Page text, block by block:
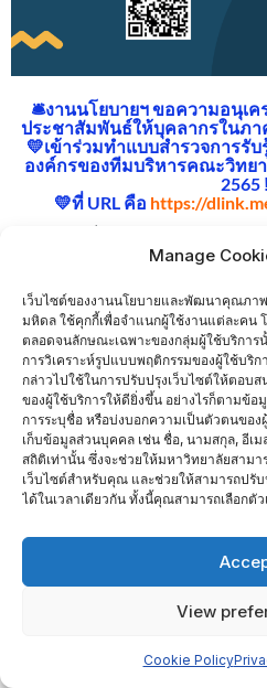
Manage
เว็บไซต์ของงานนโยบายและพัฒนาคุณภา
มหิดล ใช้คุกกี้เพื่อจำแนกผู้ใช้งานแต่ละคน
ตลอดจนลักษณะเฉพาะของกลุ่มผู้ใช้บริการ
การวิเคราะห์รูปแบบพฤติกรรมของผู้ใช้บริ
กล่าวไปใช้ในการปรับปรุงเว็บไซต์ให้ตอบ
ของผู้ใช้บริการให้ดียิ่งขึ้น อย่างไรก็ตามข้อ
การระบุชื่อ หรือบ่งบอกความเป็นตัวตนขอ
เก็บข้อมูลส่วนบุคคล เช่น ชื่อ, นามสกุล, อีเ
สถิติเท่านั้น ซึ่งจะช่วยให้มหาวิทยาลัยสาม
เว็บไซต์สำหรับคุณ และช่วยให้สามารถปรั
ได้ในเวลาเดียวกัน ทั้งนี้คุณสามารถเลือกตั
View
Cookie Policy
🛎งานนโยบายฯ ขอความอนุเ
ประชาสัมพันธ์ให้บุคลากรในภา
💛เข้าร่วมทำแบบสำรวจการรั
องค์กรของทีมบริหารคณะวิทยา
2565
💛ที่ URL คือ https://
Home ติ
Copyright ©2026 งานนโยบาย
reserved.Powered by
Bizberg